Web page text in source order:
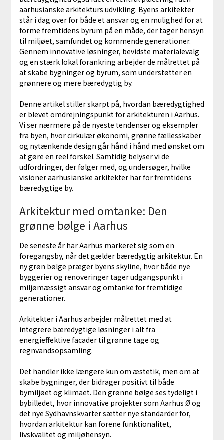
aarhusianske arkitekturs udvikling. Byens arkitekter
står i dag over for både et ansvar og en mulighed for at
forme fremtidens byrum på en måde, der tager hensyn
til miljøet, samfundet og kommende generationer.
Gennem innovative løsninger, bevidste materialevalg
og en stærk lokal forankring arbejder de målrettet på
at skabe bygninger og byrum, som understøtter en
grønnere og mere bæredygtig by.
Denne artikel stiller skarpt på, hvordan bæredygtighed
er blevet omdrejningspunkt for arkitekturen i Aarhus.
Vi ser nærmere på de nyeste tendenser og eksempler
fra byen, hvor cirkulær økonomi, grønne fællesskaber
og nytænkende design går hånd i hånd med ønsket om
at gøre en reel forskel. Samtidig belyser vi de
udfordringer, der følger med, og undersøger, hvilke
visioner aarhusianske arkitekter har for fremtidens
bæredygtige by.
Arkitektur med omtanke: Den
grønne bølge i Aarhus
De seneste år har Aarhus markeret sig som en
foregangsby, når det gælder bæredygtig arkitektur. En
ny grøn bølge præger byens skyline, hvor både nye
byggerier og renoveringer tager udgangspunkt i
miljømæssigt ansvar og omtanke for fremtidige
generationer.
Arkitekter i Aarhus arbejder målrettet med at
integrere bæredygtige løsninger i alt fra
energieffektive facader til grønne tage og
regnvandsopsamling.
Det handler ikke længere kun om æstetik, men om at
skabe bygninger, der bidrager positivt til både
bymiljøet og klimaet. Den grønne bølge ses tydeligt i
bybilledet, hvor innovative projekter som Aarhus Ø og
det nye Sydhavnskvarter sætter nye standarder for,
hvordan arkitektur kan forene funktionalitet,
livskvalitet og miljøhensyn.